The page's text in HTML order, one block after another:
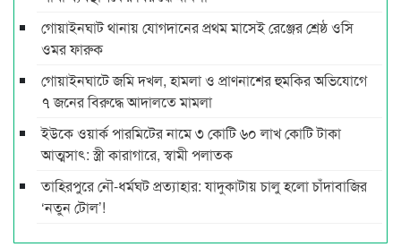
গোয়াইনঘাট থানায় যোগদানের প্রথম মাসেই রেঞ্জের শ্রেষ্ঠ ওসি
ওমর ফারুক
গোয়াইনঘাটে জমি দখল, হামলা ও প্রাণনাশের হুমকির অভিযোগে
৭ জনের বিরুদ্ধে আদালতে মামলা
ইউকে ওয়ার্ক পারমিটের নামে ৩ কোটি ৬০ লাখ কোটি টাকা
আত্মসাৎ: স্ত্রী কারাগারে, স্বামী পলাতক
তাহিরপুরে নৌ-ধর্মঘট প্রত্যাহার: যাদুকাটায় চালু হলো চাঁদাবাজির
‘নতুন টোল’!